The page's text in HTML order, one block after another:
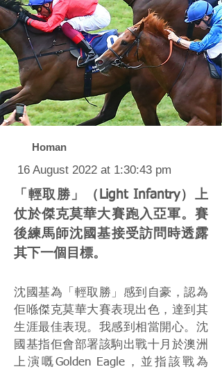
Homan
16 August 2022 at 1:30:43 pm
「輕取勝」（Light Infantry）上
仗於傑克莫華大賽跑入亞軍。賽
後練馬師沈國基接受訪問時透露
其下一個目標。
沈國基為「輕取勝」感到自豪，認為
佢喺傑克莫華大賽表現出色，達到其
生涯最佳表現。我感到相當開心。沈
國基指佢會部署該駒出戰十月於澳洲
上演嘅Golden Eagle，並指該戰為